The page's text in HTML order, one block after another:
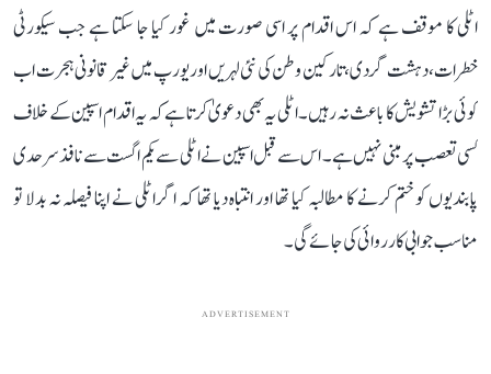
اٹلی کا موقف ہے کہ اس اقدام پر اسی صورت میں غور کیا جا سکتا ہے جب سیکورٹی
خطرات، دہشت گردی، تارکین وطن کی نئی لہریں اور یورپ میں غیر قانونی ہجرت اب
کوئی بڑا تشویش کا باعث نہ رہیں۔ اٹلی یہ بھی دعویٰ کرتا ہے کہ یہ اقدام اسپین کے خلاف
کسی تعصب پر مبنی نہیں ہے۔ اس سے قبل اسپین نے اٹلی سے یکم اگست سے نافذ سرحدی
پابندیوں کو ختم کرنے کا مطالبہ کیا تھا اور انتباہ دیا تھا کہ اگر اٹلی نے اپنا فیصلہ نہ بدلا تو
مناسب جوابی کارروائی کی جائے گی۔
ADVERTISEMENT